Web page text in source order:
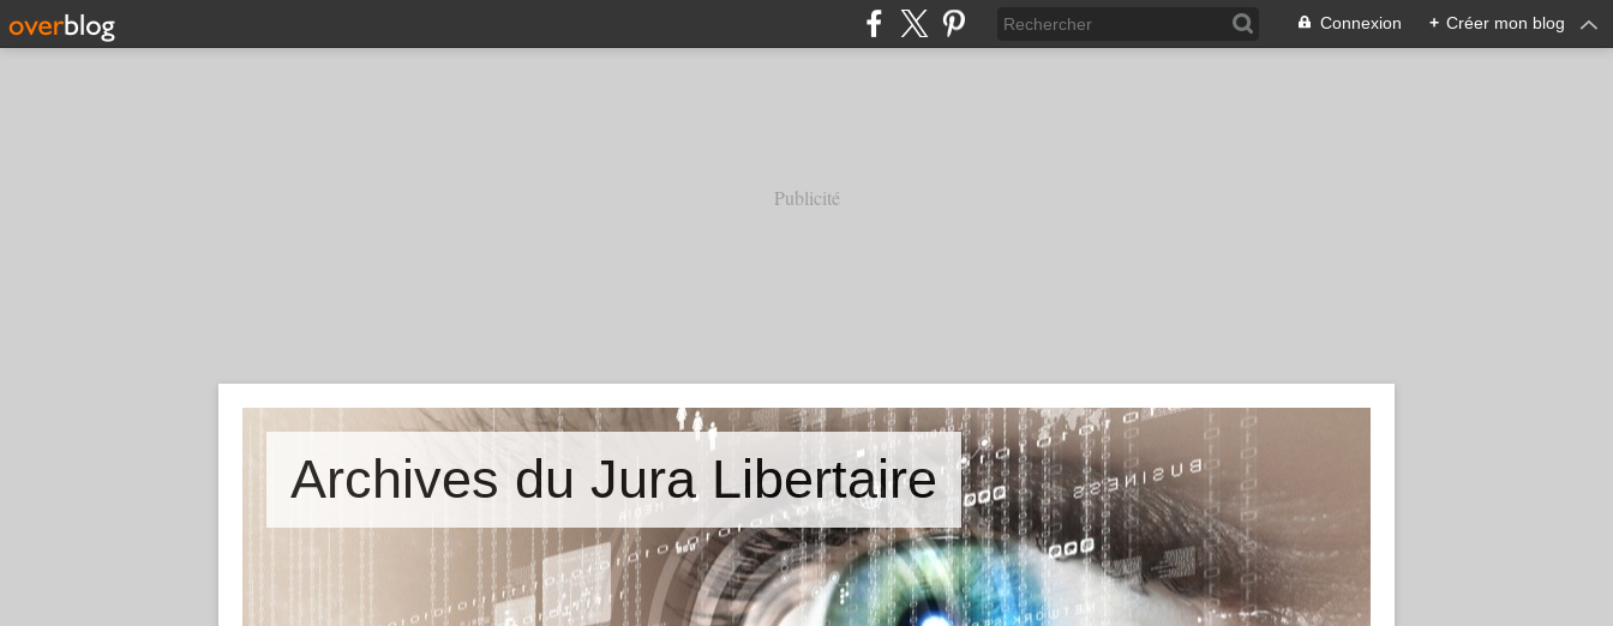
Connexion + Créer mon blog
Publicité
Archives du Jura Libertaire